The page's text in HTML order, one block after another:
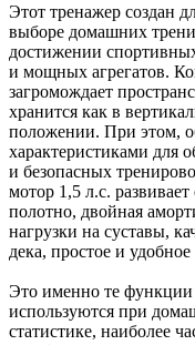
Этот тренажер создан
выборе домашних
достижении
и мощных агрегатов.
загромождает
хранится как в
положении. При этом,
характеристиками для
и безопасных
мотор 1,5 л.с.
полотно, двойная
нагрузки на суставы,
дека, простое и
Это именно те функции
используются при
статистике, наиболее